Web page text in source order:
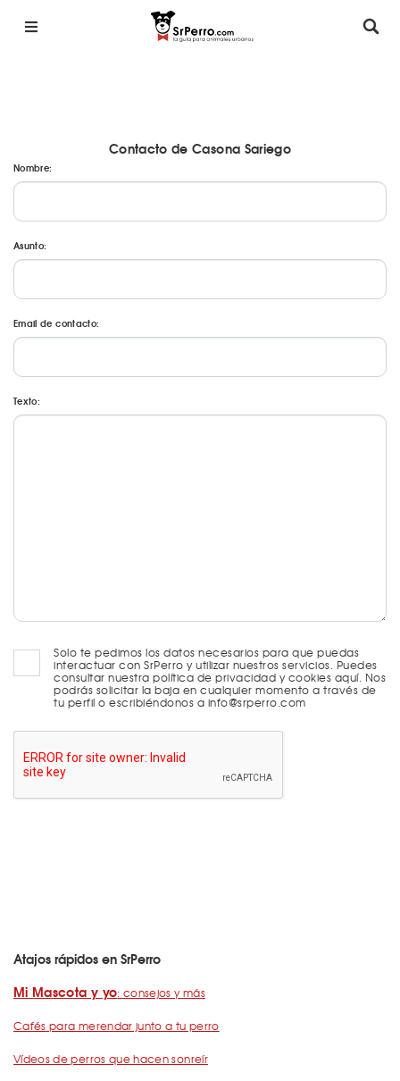
Contacto de Casona Sariego
Nombre:
Asunto:
Email de contacto:
Texto:
Solo te pedimos los datos necesarios para que puedas
interactuar con SrPerro y utilizar nuestros servicios. Puedes
consultar nuestra política de privacidad y cookies aquí. Nos
podrás solicitar la baja en cualquier momento a través de
tu perfil o escribiéndonos a info@srperro.com
Atajos rápidos en SrPerro
Mi Mascota y yo: consejos y más
Cafés para merendar junto a tu perro
Vídeos de perros que hacen sonreír